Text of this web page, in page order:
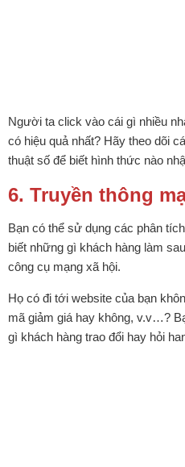
Người ta click vào cái gì nhiều
có hiệu quả nhất? Hãy theo dõi
thuật số để biết hình thức nào
6. Truyền thông
Bạn có thể sử dụng các phân
biết những gì khách hàng làm
công cụ mạng xã hội.
Họ có đi tới website của bạn
mã giảm giá hay không, v.v…?
gì khách hàng trao đổi hay hỏi